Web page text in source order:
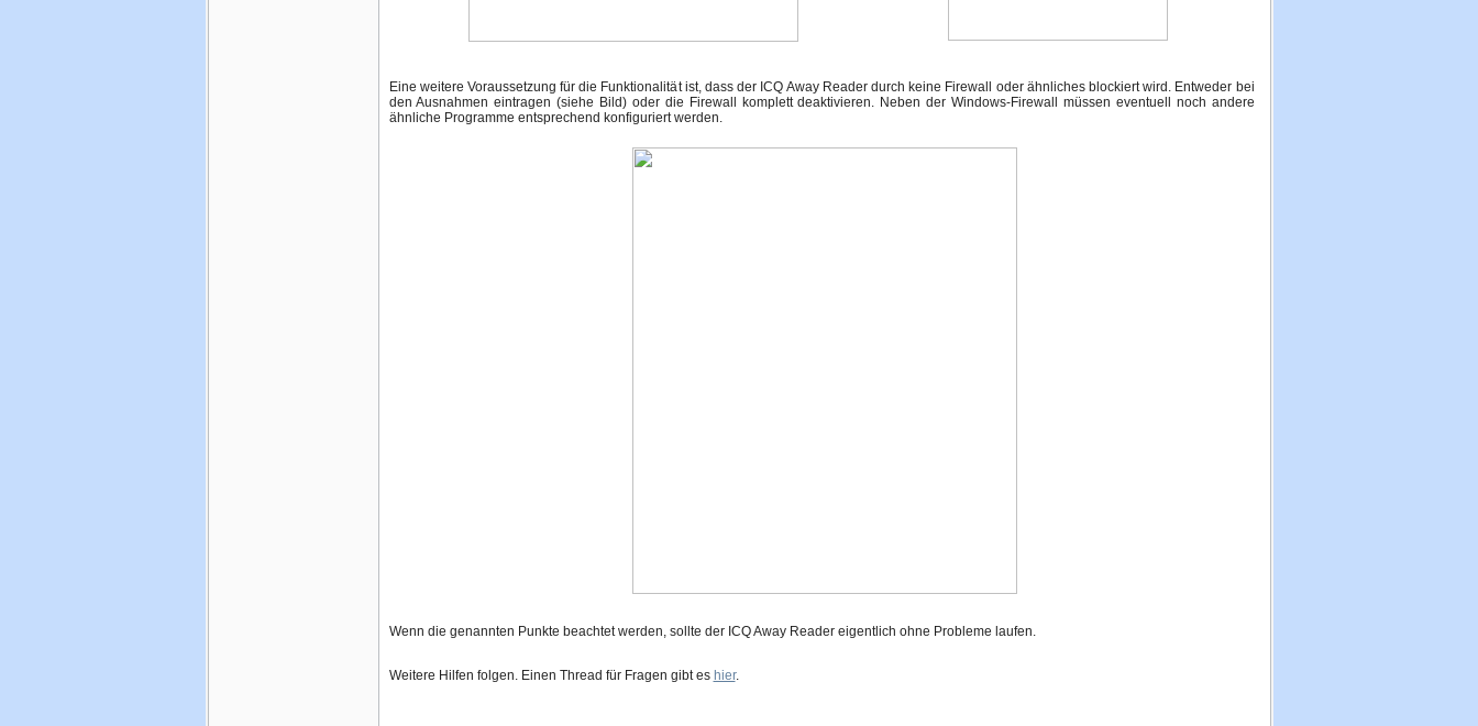
Eine weitere Voraussetzung für die Funktionalität ist, dass der ICQ Away Reader durch keine Firewall oder ähnliches blockiert wird. Entweder bei
den Ausnahmen eintragen (siehe Bild) oder die Firewall komplett deaktivieren. Neben der Windows-Firewall müssen eventuell noch andere
ähnliche Programme entsprechend konfiguriert werden.
Wenn die genannten Punkte beachtet werden, sollte der ICQ Away Reader eigentlich ohne Probleme laufen.
Weitere Hilfen folgen. Einen Thread für Fragen gibt es hier.